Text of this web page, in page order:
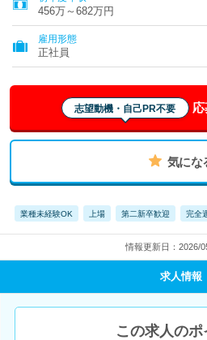
456万～682万円
雇用形態
正社員
志望動機・自己PR不要 応
気にな
業種未経験OK 上場 第二新卒歓迎 完全
情報更新日：2026/
求人情報
この求人のポ